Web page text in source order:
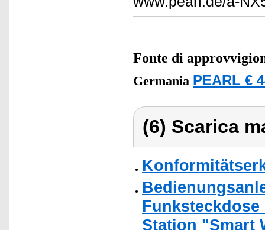
Fonte di
Germania PEARL €
(6) Scarica
Funksteckdose
Station "Smart